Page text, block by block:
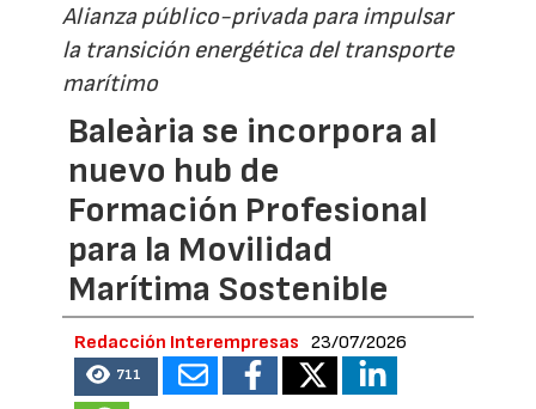
Alianza público-privada para impulsar
la transición energética del transporte
marítimo
Baleària se incorpora al
nuevo hub de
Formación Profesional
para la Movilidad
Marítima Sostenible
Redacción Interempresas 23/07/2026
711